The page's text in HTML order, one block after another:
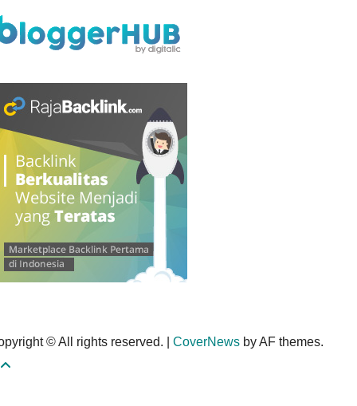
© All rights reserved. CoverNews by AF themes.